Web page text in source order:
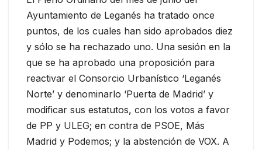
Ayuntamiento de Leganés ha tratado once
puntos, de los cuales han sido aprobados diez
y sólo se ha rechazado uno. Una sesión en la
que se ha aprobado una proposición para
reactivar el Consorcio Urbanístico ‘Leganés
Norte’ y denominarlo ‘Puerta de Madrid’ y
modificar sus estatutos, con los votos a favor
de PP y ULEG; en contra de PSOE, Más
Madrid y Podemos; y la abstención de VOX. A